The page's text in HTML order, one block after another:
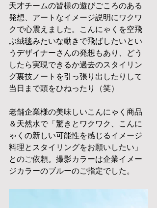
天才チームの皆様の遊びごころのある
発想、アートなイメージ説明にワクワ
クで心震えました。こんにゃくを空飛
ぶ絨毯みたいな動きで飛ばしたいとい
うデザイナーさんの発想もあり、どう
したら実現できるか過去のスタイリン
グ裏技ノートを引っ張り出したりして
当日まで頭をひねったり（笑）
老舗企業様の美味しいこんにゃく商品
＆天然水で「驚きとワクワク、こんに
ゃくの新しい可能性を感じるイメージ
料理とスタイリングをお願いしたい」
とのご依頼。撮影カラーは企業イメー
ジカラーのブルーのご指定でした。